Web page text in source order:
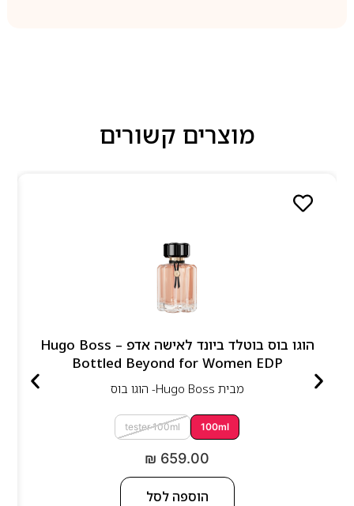
מוצרים קשורים
הוגו בוס בוטלד ביונד לאישה אדפ – Hugo Boss
Bottled Beyond for Women EDP
מבית Hugo Boss- הוגו בוס
100ml
tester 100ml
₪ 659.00
הוספה לסל